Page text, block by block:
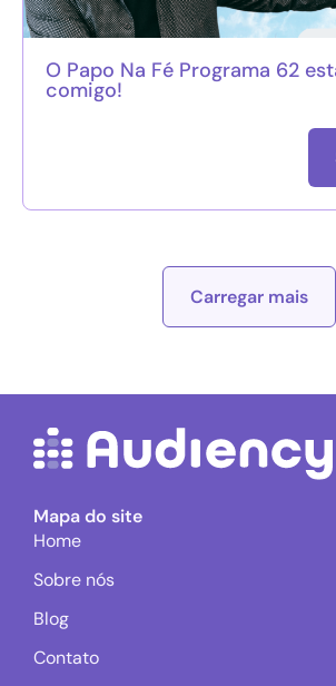
O Papo Na Fé Programa 62
comigo!
Carregar mais
Mapa do site
Home
Sobre nós
Blog
Contato